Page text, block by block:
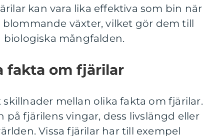
kan vara lika effektiva som bin när
växter, vilket gör dem till
mångfalden.
fakta om fjärilar
mellan olika fakta om fjärilar.
på fjärilens vingar, dess livslängd eller
Vissa fjärilar har till exempel